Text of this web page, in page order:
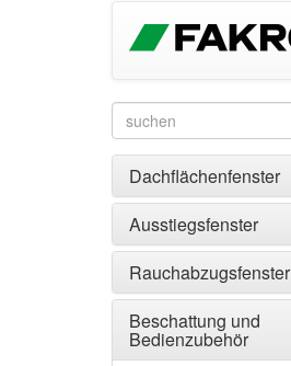
Dachflächenfenster
Ausstiegsfenster
Rauchabzugsfenster
Beschattung und
Bedienzubehör